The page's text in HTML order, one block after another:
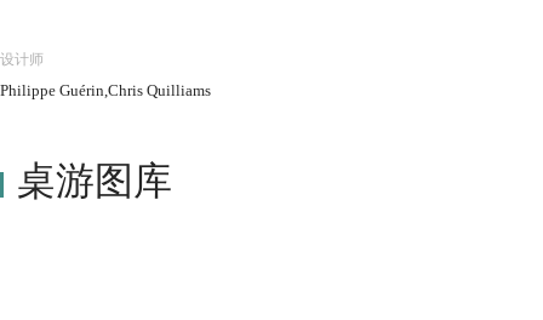
设计师
Philippe Guérin,Chris Quilliams
桌游图库